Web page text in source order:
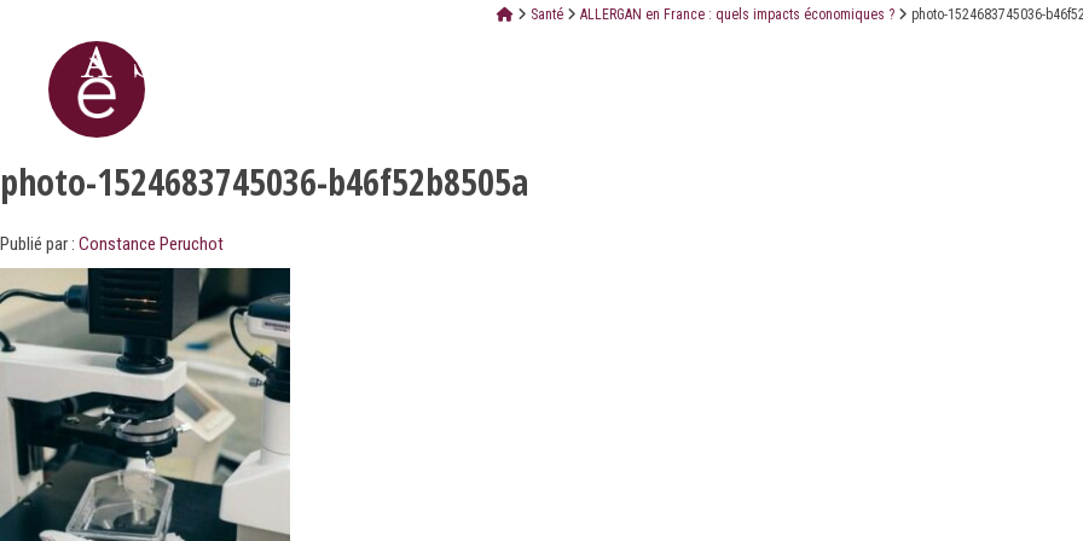
Santé ALLERGAN en France : quels impacts économiques ? photo-1524683745036-
photo-1524683745036-b46f52b8505a
Publié par : Constance Peruchot